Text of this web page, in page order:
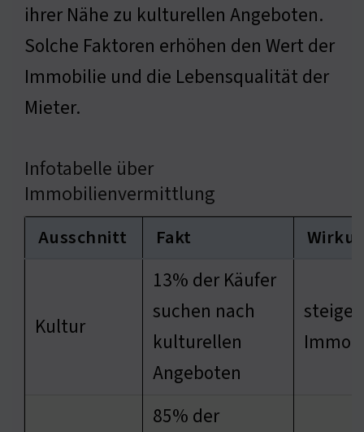
ihrer Nähe zu kulturellen Angeboten.
Solche Faktoren erhöhen den Wert der
Immobilie und die Lebensqualität der
Mieter.
Infotabelle über
Immobilienvermittlung
Ausschnitt Fakt
Kultur
13% der Käufer
suchen nach
kulturellen
Angeboten
85% der